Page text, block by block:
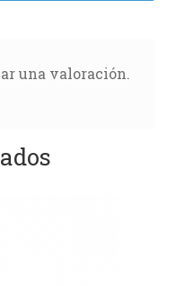
una valoración.